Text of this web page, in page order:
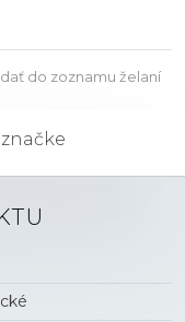
do zoznamu želaní